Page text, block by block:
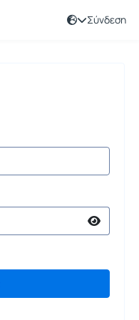
Σύνδεση